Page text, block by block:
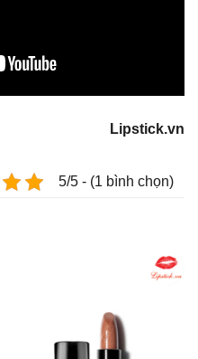
Lipstick.vn
5/5 - (1 bình chọn)